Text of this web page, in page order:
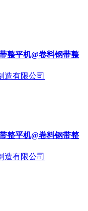
整平机@卷料钢带整
造有限公司
整平机@卷料钢带整
造有限公司